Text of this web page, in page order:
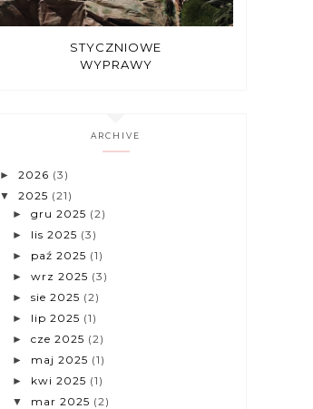
STYCZNIOWE
WYPRAWY
ARCHIVE
► 2026 (3)
▼ 2025 (21)
►gru 2025 (2)
► lis 2025 (3)
► paź 2025 (1)
►wrz 2025 (3)
►sie 2025 (2)
► lip 2025 (1)
►cze 2025 (2)
► maj 2025 (1)
► kwi 2025 (1)
▼ mar 2025 (2)